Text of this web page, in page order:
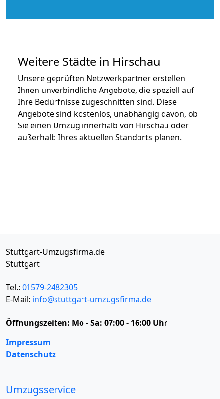
Weitere Städte in Hirschau
Unsere geprüften Netzwerkpartner erstellen
Ihnen unverbindliche Angebote, die speziell auf
Ihre Bedürfnisse zugeschnitten sind. Diese
Angebote sind kostenlos, unabhängig davon, ob
Sie einen Umzug innerhalb von Hirschau oder
außerhalb Ihres aktuellen Standorts planen.
Stuttgart-Umzugsfirma.de
Stuttgart
Tel.: 01579-2482305
E-Mail: info@stuttgart-umzugsfirma.de
Öffnungszeiten: Mo - Sa: 07:00 - 16:00 Uhr
Impressum
Datenschutz
Umzugsservice